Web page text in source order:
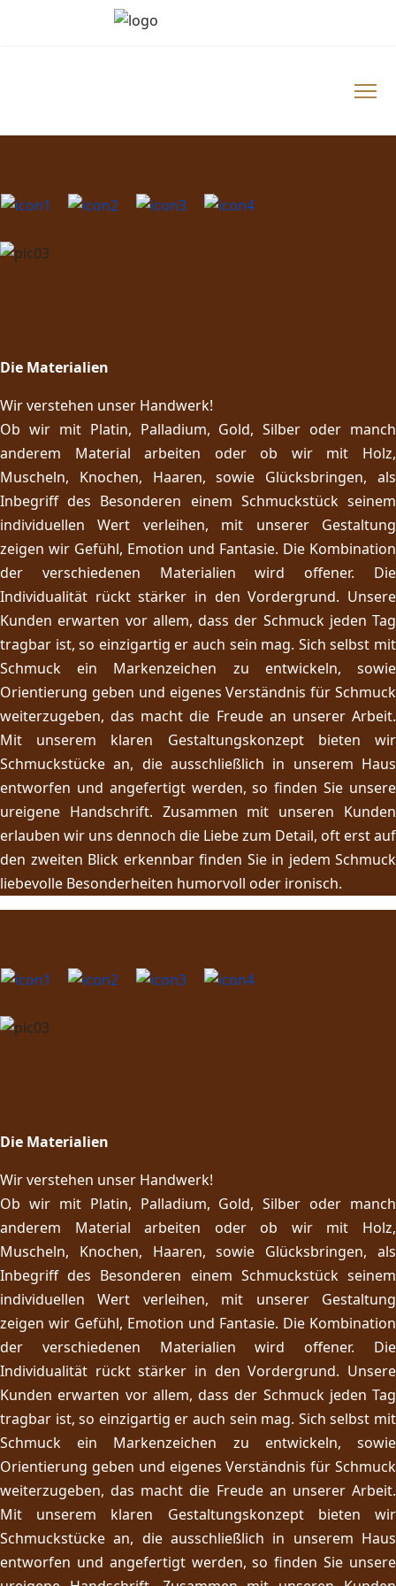
Die Materialien
Wir verstehen unser Handwerk!
Ob wir mit Platin, Palladium, Gold, Silber oder manch
anderem Material arbeiten oder ob wir mit Holz,
Muscheln, Knochen, Haaren, sowie Glücksbringen, als
Inbegriff des Besonderen einem Schmuckstück seinem
individuellen Wert verleihen, mit unserer Gestaltung
zeigen wir Gefühl, Emotion und Fantasie. Die Kombination
der verschiedenen Materialien wird offener. Die
Individualität rückt stärker in den Vordergrund. Unsere
Kunden erwarten vor allem, dass der Schmuck jeden Tag
tragbar ist, so einzigartig er auch sein mag. Sich selbst mit
Schmuck ein Markenzeichen zu entwickeln, sowie
Orientierung geben und eigenes Verständnis für Schmuck
weiterzugeben, das macht die Freude an unserer Arbeit.
Mit unserem klaren Gestaltungskonzept bieten wir
Schmuckstücke an, die ausschließlich in unserem Haus
entworfen und angefertigt werden, so finden Sie unsere
ureigene Handschrift. Zusammen mit unseren Kunden
erlauben wir uns dennoch die Liebe zum Detail, oft erst auf
den zweiten Blick erkennbar finden Sie in jedem Schmuck
liebevolle Besonderheiten humorvoll oder ironisch.
Die Materialien
Wir verstehen unser Handwerk!
Ob wir mit Platin, Palladium, Gold, Silber oder manch
anderem Material arbeiten oder ob wir mit Holz,
Muscheln, Knochen, Haaren, sowie Glücksbringen, als
Inbegriff des Besonderen einem Schmuckstück seinem
individuellen Wert verleihen, mit unserer Gestaltung
zeigen wir Gefühl, Emotion und Fantasie. Die Kombination
der verschiedenen Materialien wird offener. Die
Individualität rückt stärker in den Vordergrund. Unsere
Kunden erwarten vor allem, dass der Schmuck jeden Tag
tragbar ist, so einzigartig er auch sein mag. Sich selbst mit
Schmuck ein Markenzeichen zu entwickeln, sowie
Orientierung geben und eigenes Verständnis für Schmuck
weiterzugeben, das macht die Freude an unserer Arbeit.
Mit unserem klaren Gestaltungskonzept bieten wir
Schmuckstücke an, die ausschließlich in unserem Haus
entworfen und angefertigt werden, so finden Sie unsere